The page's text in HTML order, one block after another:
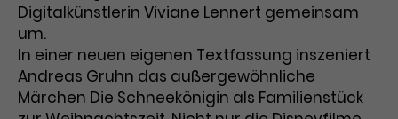
Digitalkünstlerin Viviane Lennert gemeinsam
um.
In einer neuen eigenen Textfassung inszeniert
Andreas Gruhn das außergewöhnliche
Märchen Die Schneekönigin als Familienstück